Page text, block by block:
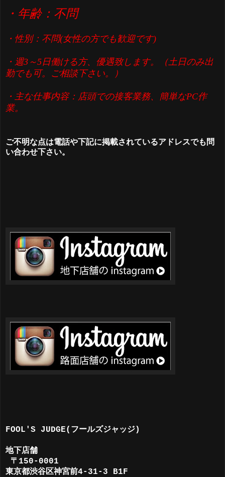
・年齢：不問
・性別：不問(女性の方でも歓迎です)
・週3～5日働ける方、優遇致します。（土日のみ出
勤でも可。ご相談下さい。）
・主な仕事内容：店頭での接客業務、簡単なPC作
業。
ご不明な点は電話や下記に掲載されているアドレスでも問
い合わせ下さい。
FOOL'S JUDGE(フールズジャッジ)
地下店舗
〒150-0001
東京都渋谷区神宮前4-31-3 B1F